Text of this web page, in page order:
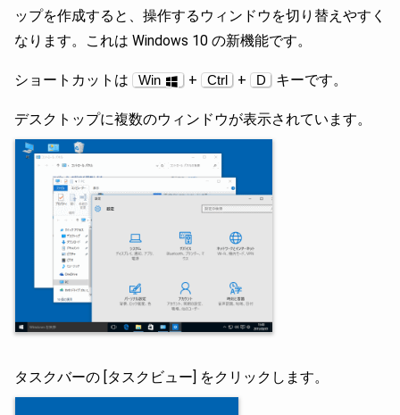
ップを作成すると、操作するウィンドウを切り替えやすく
なります。これは Windows 10 の新機能です。
ショートカットは Win + Ctrl + D キーです。
デスクトップに複数のウィンドウが表示されています。
タスクバーの [タスクビュー] をクリックします。